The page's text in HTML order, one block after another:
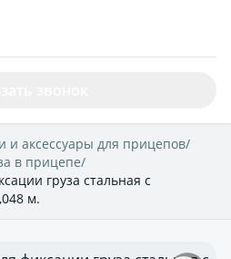
и аксессуары для прицепов/
в прицепе/
груза стальная с
м.